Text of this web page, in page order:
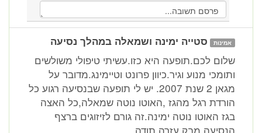
אמינות סטייה ימינה ושמאלה במהלך נסיעה
שלום לכם.תופעה היא כזו.עשיתי טיפולי משולשים
ותומכי מנוע וגיר.כיוון פרונט וטיימינג.מדובר על
מגאן 2 שנת 2007. יש לי תופעה שבנסיעה רגוע כל
הורדת רגל מהגז ,האוטו נוטה שמאלה,כל האצה
בגז האוטו נוטה ימינה.זה גורם לזיזוגים ברצף
הנסיעה.מבק עזרה.תודה